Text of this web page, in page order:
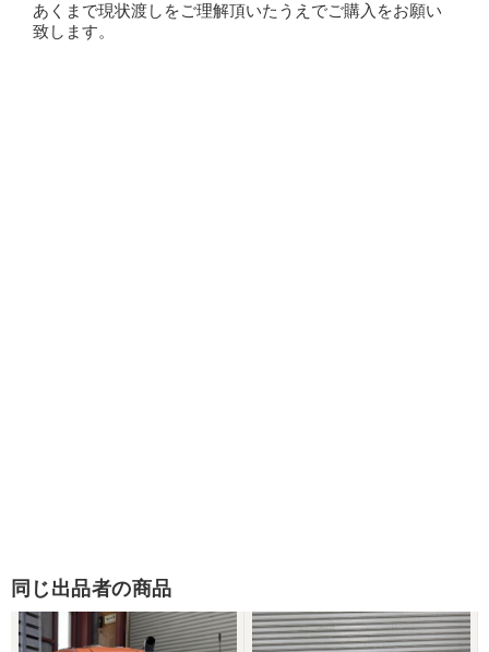
あくまで現状渡しをご理解頂いたうえでご購入をお願い
致します。
同じ出品者の商品